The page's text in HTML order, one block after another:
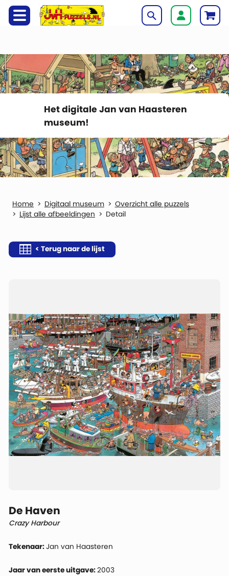
Het digitale Jan van Haasteren
museum!
Digitaal museum
Overzicht alle puzzels
Lijst alle afbeeldingen
Detail
< Terug naar de lijst
De Haven
Crazy Harbour
Tekenaar:Jan van Haasteren
Jaar van eerste uitgave:2003